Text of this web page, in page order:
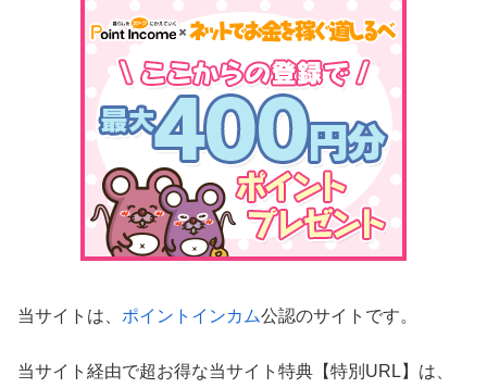
当サイトは、 ポイントインカム公認のサイトです。
当サイト経由で超お得な当サイト特典【特別URL】は、